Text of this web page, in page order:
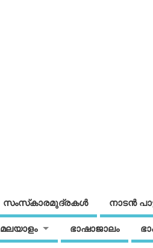
സംസ്‌കാരമുദ്രകള്‍ നാടന്‍
മലയാളം ഭാഷാജാലം